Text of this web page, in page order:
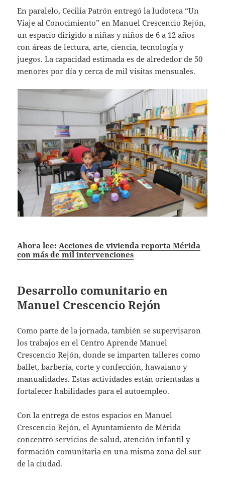
En paralelo, Cecilia Patrón entregó la ludoteca “Un
Viaje al Conocimiento” en Manuel Crescencio Rejón,
un espacio dirigido a niñas y niños de 6 a 12 años
con áreas de lectura, arte, ciencia, tecnología y
juegos. La capacidad estimada es de alrededor de 50
menores por día y cerca de mil visitas mensuales.
Ahora lee: Acciones de vivienda reporta Mérida
con más de mil intervenciones
Desarrollo comunitario en
Manuel Crescencio Rejón
Como parte de la jornada, también se supervisaron
los trabajos en el Centro Aprende Manuel
Crescencio Rejón, donde se imparten talleres como
ballet, barbería, corte y confección, hawaiano y
manualidades. Estas actividades están orientadas a
fortalecer habilidades para el autoempleo.
Con la entrega de estos espacios en Manuel
Crescencio Rejón, el Ayuntamiento de Mérida
concentró servicios de salud, atención infantil y
formación comunitaria en una misma zona del sur
de la ciudad.